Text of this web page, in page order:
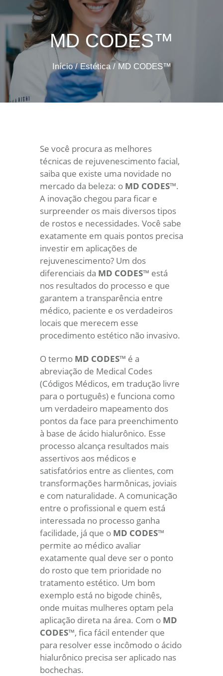
MD CODES™
Início/Estética/ MD CODES™
Se você procura as melhores
técnicas de rejuvenescimento facial,
saiba que existe uma novidade no
mercado da beleza: o MD CODES™.
A inovação chegou para ficar e
surpreender os mais diversos tipos
de rostos e necessidades. Você sabe
exatamente em quais pontos precisa
investir em aplicações de
rejuvenescimento? Um dos
diferenciais da MD CODES™ está
nos resultados do processo e que
garantem a transparência entre
médico, paciente e os verdadeiros
locais que merecem esse
procedimento estético não invasivo.
O termo MD CODES™ é a
abreviação de Medical Codes
(Códigos Médicos, em tradução livre
para o português) e funciona como
um verdadeiro mapeamento dos
pontos da face para preenchimento
à base de ácido hialurônico. Esse
processo alcança resultados mais
assertivos aos médicos e
satisfatórios entre as clientes, com
transformações harmônicas, joviais
e com naturalidade. A comunicação
entre o profissional e quem está
interessada no processo ganha
facilidade, já que o MD CODES™
permite ao médico avaliar
exatamente qual deve ser o ponto
do rosto que tem prioridade no
tratamento estético. Um bom
exemplo está no bigode chinês,
onde muitas mulheres optam pela
aplicação direta na área. Com o MD
CODES™, fica fácil entender que
para resolver esse incômodo o ácido
hialurônico precisa ser aplicado nas
bochechas.